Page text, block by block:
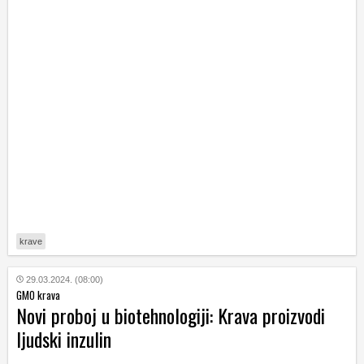
krave
29.03.2024. (08:00)
GMO krava
Novi proboj u biotehnologiji: Krava proizvodi
ljudski inzulin